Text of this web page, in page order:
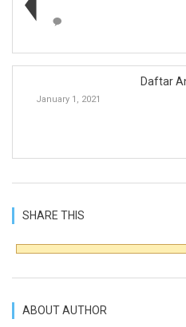
Daftar
January 1, 2021
SHARE THIS
ABOUT AUTHOR